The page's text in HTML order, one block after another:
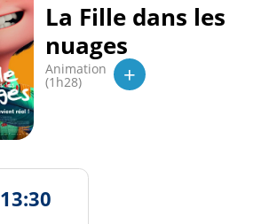
La Fille dans les
nuages
Animation
(1h28) +
13:30